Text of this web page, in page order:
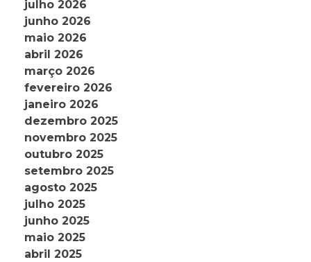
julho 2026
junho 2026
maio 2026
abril 2026
março 2026
fevereiro 2026
janeiro 2026
dezembro 2025
novembro 2025
outubro 2025
setembro 2025
agosto 2025
julho 2025
junho 2025
maio 2025
abril 2025